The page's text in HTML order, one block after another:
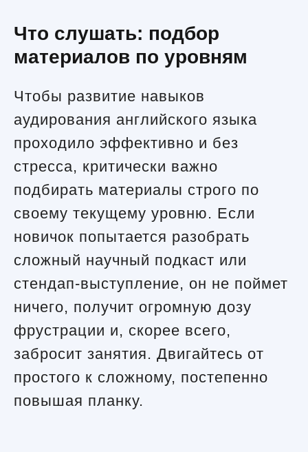
Что слушать: подбор
материалов по уровням
Чтобы развитие навыков
аудирования английского языка
проходило эффективно и без
стресса, критически важно
подбирать материалы строго по
своему текущему уровню. Если
новичок попытается разобрать
сложный научный подкаст или
стендап-выступление, он не поймет
ничего, получит огромную дозу
фрустрации и, скорее всего,
забросит занятия. Двигайтесь от
простого к сложному, постепенно
повышая планку.